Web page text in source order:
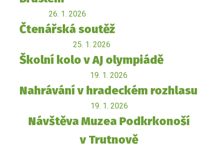
26. 1. 2026
Čtenářská soutěž
25. 1. 2026
Školní kolo v AJ olympiádě
19. 1. 2026
Nahrávání v hradeckém rozhlasu
19. 1. 2026
Návštěva Muzea Podkrkonoší
v Trutnově